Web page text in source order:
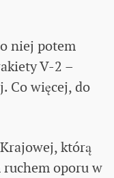
niej potem
V-2 –
Co więcej, do
którą
oporu w